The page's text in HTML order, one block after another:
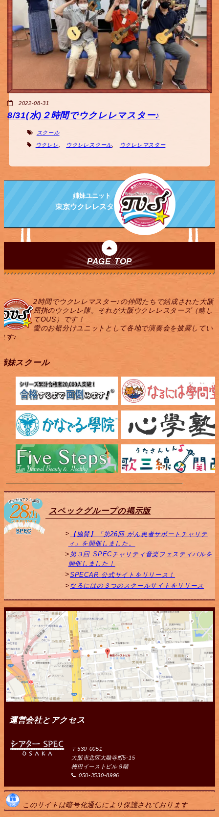
2022-08-31
8/31(水)２時間でウクレレマスター♪
スクール
ウクレレ ウクレレスクール, ウクレレマスター
姉妹ユニット
東京ウクレレスターズ
PAGE TOP
2時間でウクレレマスター♪の仲間たちで結成された大阪
屈指のウクレレ隊。それが大阪ウクレレスターズ（略し
てOUS）です！
愛のお裾分けユニットとして各地で演奏会を披露してい
す♪
妹スクール
スペックグループの掲示版
【協賛】「第26回 がん患者サポートチャリテ
ィ」を開催しました。
第３回 SPECチャリティ音楽フェスティバルを
開催しました！
SPECAR 公式サイトをリリース！
なるにはの３つのスクールサイトをリリース
運営会社とアクセス
〒530-0051
大阪市北区太融寺町5-15
梅田イーストビル８階
050-3530-8996
このサイトは暗号化通信により保護されております